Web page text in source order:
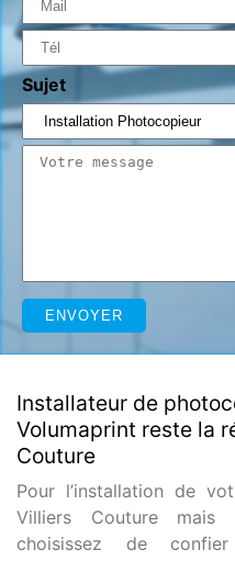
Sujet
Installateur de
Volumaprint reste la
Couture
Pour l’installation de
Villiers Couture mais
choisissez de